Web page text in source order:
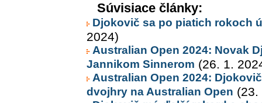
Súvisiace články:
Djokovič sa po piatich rokoch
2024)
Australian Open 2024: Novak
Jannikom Sinnerom (26. 1.
Australian Open 2024:
dvojhry na Australian Open (23.